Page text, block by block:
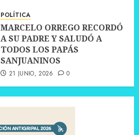
POLÍTICA
MARCELO ORREGO RECORDÓ
A SU PADRE Y SALUDÓ A
TODOS LOS PAPÁS
SANJUANINOS
21 JUNIO, 2026 0